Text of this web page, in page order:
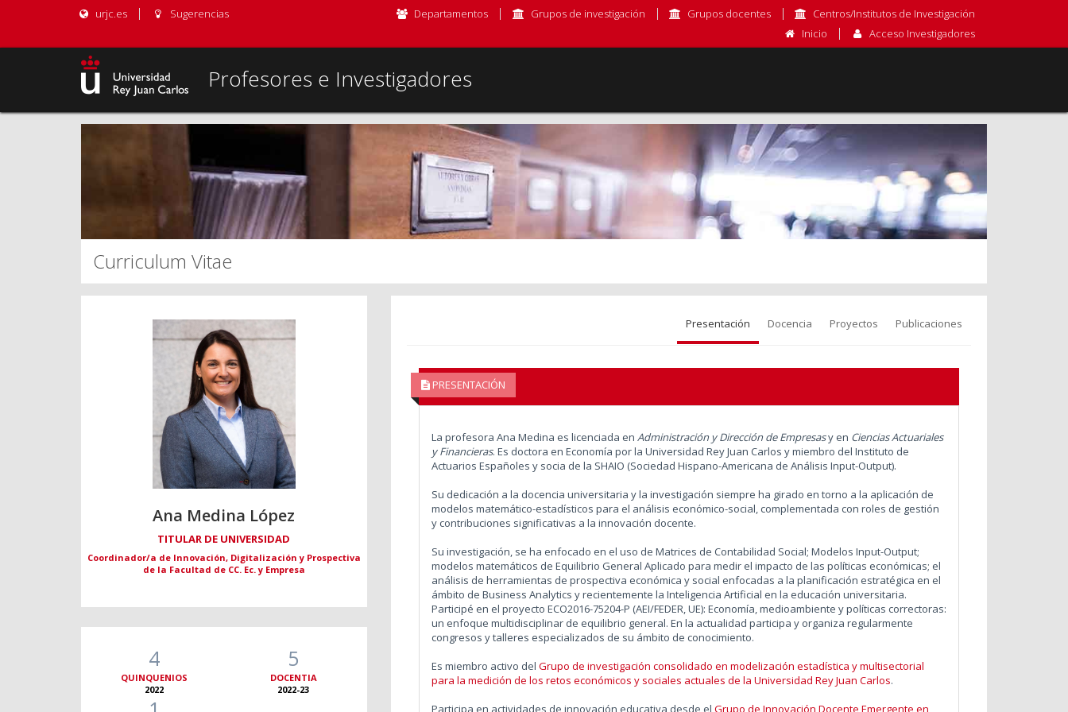
urjc.es Sugerencias Departamentos Grupos de investigación Grupos docentes
Centros/Institutos de Investigación
Inicio
Acceso Investigadores
Profesores e Investigadores
Curriculum Vitae
Ana Medina López
TITULAR DE UNIVERSIDAD
Coordinador/a de Innovación, Digitalización y Prospectiva
de la Facultad de CC. Ec. y Empresa
4
QUINQUENIOS
2022
5
DOCENTIA
2022-23
Presentación Docencia Proyectos Publicaciones
PRESENTACIÓN
La profesora Ana Medina es licenciada en Administración y Dirección de Empresasy en Ciencias Actuariales
y Financieras. Es doctora en Economía por la Universidad Rey Juan Carlos y miembro del Instituto de
Actuarios Españoles y socia de la SHAIO (Sociedad Hispano-Americana de Análisis Input-Output).
Su dedicación a la docencia universitaria y la investigación siempre ha girado en torno a la aplicación de
modelos matemático-estadísticos para el análisis económico-social, complementada con roles de gestión
y contribuciones significativas a la innovación docente.
Su investigación, se ha enfocado en el uso de Matrices de Contabilidad Social; Modelos Input-Output;
modelos matemáticos de Equilibrio General Aplicado para medir el impacto de las políticas económicas; el
análisis de herramientas de prospectiva económica y social enfocadas a la planificación estratégica en el
ámbito de Business Analytics y recientemente la Inteligencia Artificial en la educación universitaria.
Participé en el proyecto ECO2016-75204-P (AEI/FEDER, UE): Economía, medioambiente y políticas correctoras:
un enfoque multidisciplinar de equilibrio general. En la actualidad participa y organiza regularmente
congresos y talleres especializados de su ámbito de conocimiento.
Es miembro activo del Grupo de investigación consolidado en modelización estadística y multisectorial
para la medición de los retos económicos y sociales actuales de la Universidad Rey Juan Carlos.
Participa en actividades de innovación educativa desde el Grupo de Innovación Docente Emergente en